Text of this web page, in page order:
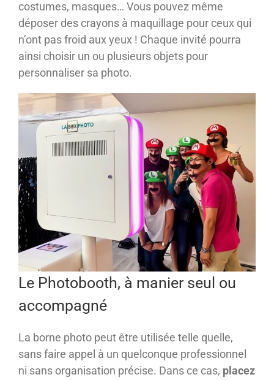
costumes, masques… Vous pouvez même
déposer des crayons à maquillage pour ceux qui
n’ont pas froid aux yeux ! Chaque invité pourra
ainsi choisir un ou plusieurs objets pour
personnaliser sa photo.
Le Photobooth, à manier seul ou
accompagné
La borne photo peut être utilisée telle quelle,
sans faire appel à un quelconque professionnel
ni sans organisation précise. Dans ce cas, placez